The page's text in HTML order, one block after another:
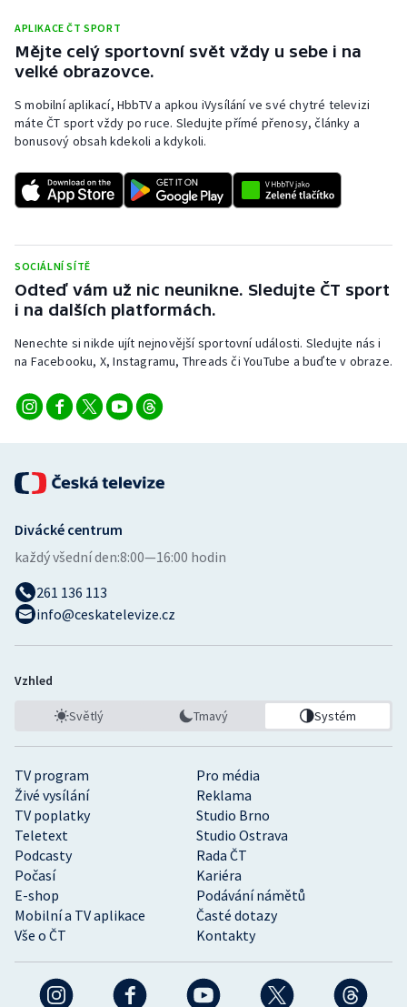
Rychlobruslení
Rychlostní kanoistika
Short track
Stolní tenis
Triatlon
Veslování
Vodní slalom
Ostatní
APLIKACE ČT SPORT
Mějte celý sportovní svět vždy u sebe i na
velké obrazovce.
S mobilní aplikací, HbbTV a apkou iVysílání ve své chytré televizi
máte ČT sport vždy po ruce. Sledujte přímé přenosy, články a
bonusový obsah kdekoli a kdykoli.
SOCIÁLNÍ SÍTĚ
Odteď vám už nic neunikne. Sledujte ČT sport
i na dalších platformách.
Nenechte si nikde ujít nejnovější sportovní události. Sledujte nás i
na Facebooku, X, Instagramu, Threads či YouTube a buďte v obraze.
TV program
Pro média
Živé vysílání
Reklama
TV poplatky
Studio Brno
Teletext
Studio Ostrava
Podcasty
Rada ČT
Počasí
Kariéra
E-shop
Podávání námětů
Mobilní a TV aplikace
Časté dotazy
Vše o ČT
Kontakty
Divácké centrum
každý všední den:8:00—16:00 hodin
261 136 113
info@ceskatelevize.cz
Vzhled
Světlý Tmavý Systém